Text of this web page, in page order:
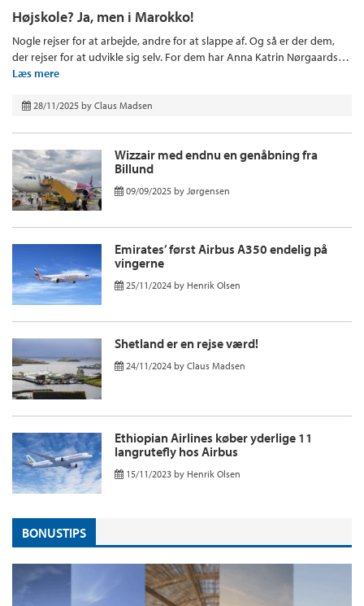
Højskole? Ja, men i Marokko!
Nogle rejser for at arbejde, andre for at slappe af. Og så er der dem,
der rejser for at udvikle sig selv. For dem har Anna Katrin Nørgaards…
Læs mere
28/11/2025 by Claus Madsen
Wizzair med endnu en genåbning fra
Billund
09/09/2025 by Jørgensen
Emirates’ først Airbus A350 endelig på
vingerne
25/11/2024 by Henrik Olsen
Shetland er en rejse værd!
24/11/2024 by Claus Madsen
Ethiopian Airlines køber yderlige 11
langrutefly hos Airbus
15/11/2023 by Henrik Olsen
BONUSTIPS